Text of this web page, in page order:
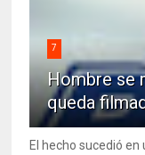
7
Hombre se
queda
El hecho sucedió